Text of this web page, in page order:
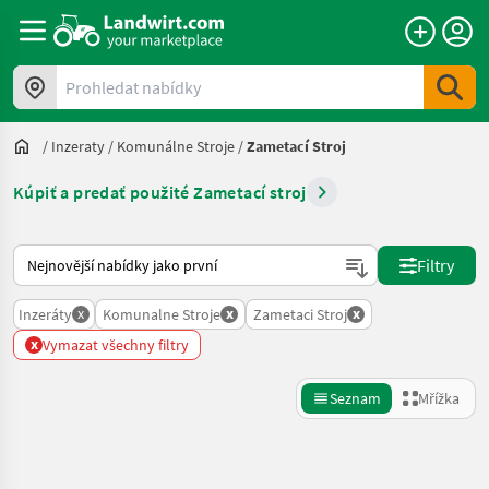
Prohledat nabídky
/ Inzeraty / Komunálne Stroje /Zametací Stroj
Kúpiť a predať použité Zametací stroj
Takto se řadí nabídky na Landwirt.com
Filtry
Inzeráty x Komunalne Stroje x Zametaci Stroj x
x Vymazat všechny filtry
Seznam Mřížka